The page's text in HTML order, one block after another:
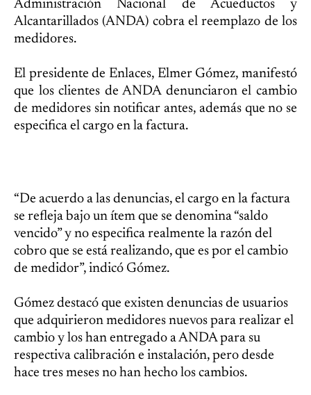
Administración Nacional de Acueductos y
Alcantarillados (ANDA) cobra el reemplazo de los
medidores.
El presidente de Enlaces, Elmer Gómez, manifestó
que los clientes de ANDA denunciaron el cambio
de medidores sin notificar antes, además que no se
especifica el cargo en la factura.
“De acuerdo a las denuncias, el cargo en la factura
se refleja bajo un ítem que se denomina “saldo
vencido” y no especifica realmente la razón del
cobro que se está realizando, que es por el cambio
de medidor”, indicó Gómez.
Gómez destacó que existen denuncias de usuarios
que adquirieron medidores nuevos para realizar el
cambio y los han entregado a ANDA para su
respectiva calibración e instalación, pero desde
hace tres meses no han hecho los cambios.